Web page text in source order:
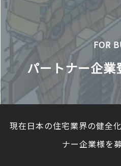
FOR
パートナー企業
現在日本の住宅業界の健全
ナー企業様を